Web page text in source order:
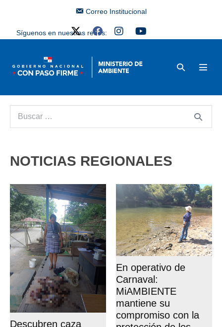
Correo Institucional
Síguenos en nuestras redes:
NOTICIAS REGIONALES
Descubren caza
En operativo de
Carnaval:
MiAMBIENTE
mantiene su
compromiso con la